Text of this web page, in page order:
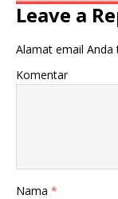
Leave a
Alamat email Anda
Komentar
Nama *